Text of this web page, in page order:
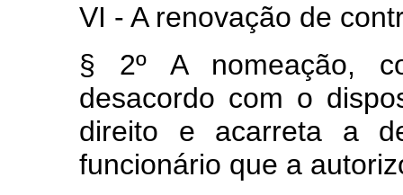
VI ‑ A renovação de
§ 2º A nomeação,
desacordo com o
direito e acarreta a
funcionário que a